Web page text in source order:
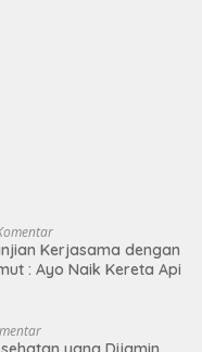
Kerjasama dengan
: Ayo Naik Kereta Api